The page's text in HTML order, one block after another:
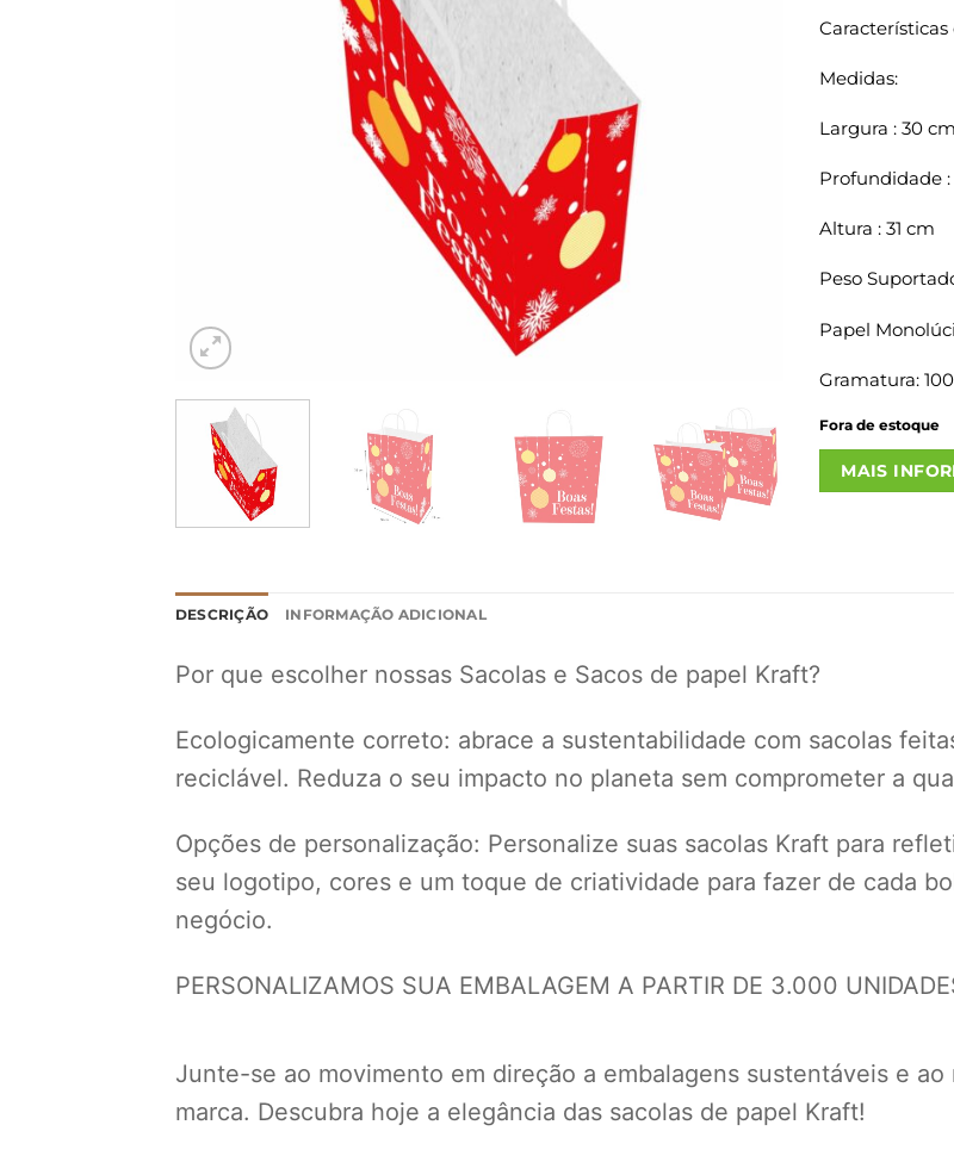
Medidas:
Largura : 30 cm
Profundidade :
Altura : 31 cm
Peso
Papel
Gramatura:
Fora de estoque
MAIS
DESCRIÇÃO INFORMAÇÃO ADICIONAL
Por que escolher nossas Sacolas e Sacos de papel Kraft?
Ecologicamente correto: abrace a sustentabilidade com sacolas
reciclável. Reduza o seu impacto no planeta sem comprometer a
Opções de personalização: Personalize suas sacolas Kraft para
seu logotipo, cores e um toque de criatividade para fazer de cada
negócio.
PERSONALIZAMOS SUA EMBALAGEM A PARTIR DE 3.000
Junte-se ao movimento em direção a embalagens sustentáveis e
marca. Descubra hoje a elegância das sacolas de papel Kraft!